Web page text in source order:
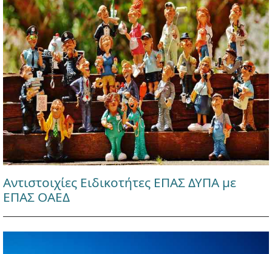
Αντιστοιχίες Ειδικοτήτες ΕΠΑΣ ΔΥΠΑ με
ΕΠΑΣ ΟΑΕΔ